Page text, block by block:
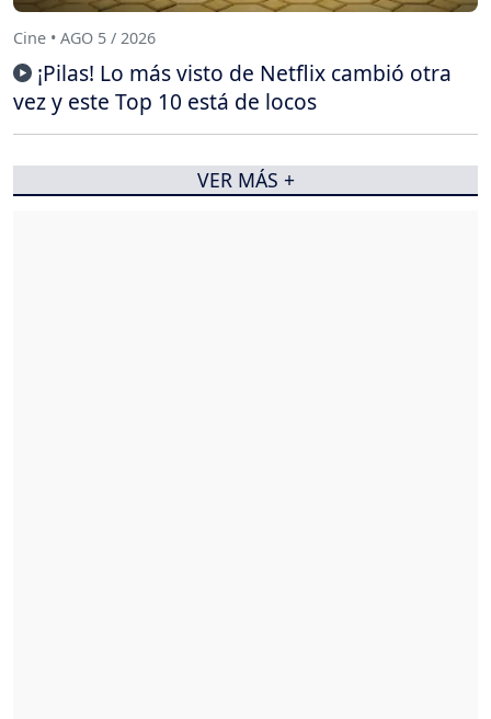
Cine • AGO 5 / 2026
¡Pilas! Lo más visto de Netflix cambió otra
vez y este Top 10 está de locos
VER MÁS +